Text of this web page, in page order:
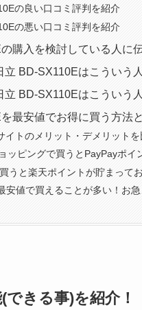
の良い口コミ評判を紹介
の悪い口コミ評判を紹介
購入を検討している人に
立 BD-SX110Eはこういう
立 BD-SX110Eはこういう
最安値でお得に買う方法
イトのメリット・デメリットを
ッピングで買うとPayPayポイ
うと楽天ポイントが貯まって
値で買えることが多い！お急
できる事)を紹介！